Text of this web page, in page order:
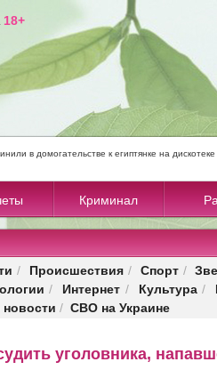
18+
в домогательстве к египтянке на
Криминал
/ Происшествия/ Спорт/
/ Интернет / Культура/
/ СВО на Украине
уголовника,